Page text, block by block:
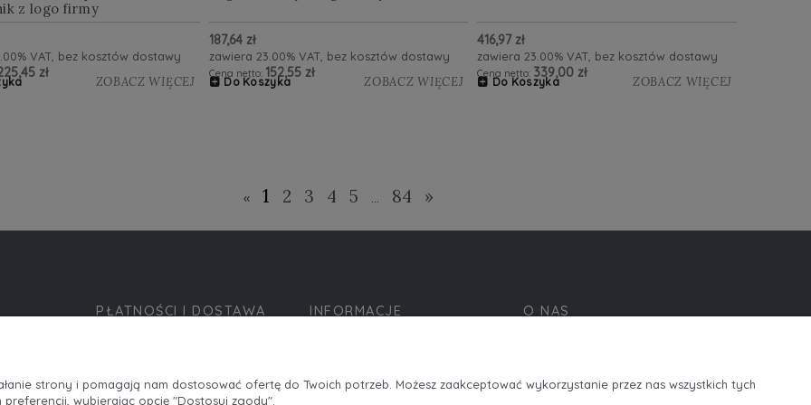
z logo firmy
VAT, bez kosztów dostawy
zł
ZOBACZ WIĘCEJ
187,64 zł
zawiera 23.00% VAT, bez kosztów dostawy
Cena netto: 152,55 zł
Do Koszyka ZOBACZ WIĘCEJ
416,97 zł
zawiera 23.00% VAT, bez kosztów dostawy
Cena netto: 339,00 zł
Do Koszyka ZOBACZ WIĘCEJ
« 1 2 3 4 5 84 »
PŁATNOŚCI I DOSTAWA INFORMACJE O NAS
O firmie
strony i pomagają nam dostosować ofertę do Twoich potrzeb. Możesz zaakceptować wykorzystanie przez nas wszystkich tych
wybierając opcję "Dostosuj zgody".